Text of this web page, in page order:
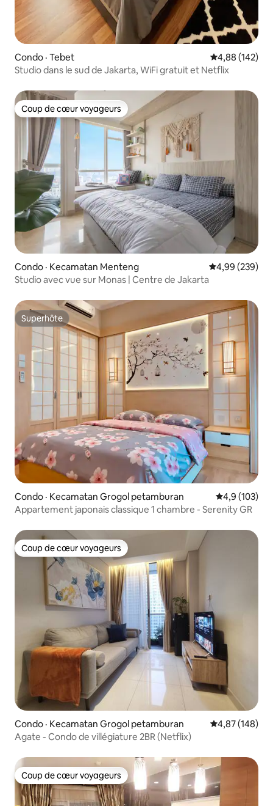
Condo · Tebet Note
4,88 (142)
Studio dans le sud de Jakarta, WiFi gratuit et Netflix
Coup de cœur voyageurs
Coup de cœur voyageurs
Condo · Kecamatan Menteng Note
4,99 (239)
Studio avec vue sur Monas | Centre de Jakarta
Superhôte
Superhôte
Condo · Kecamatan Grogol petamburan Note
4,9 (103)
Appartement japonais classique 1 chambre - Serenity GR
Coup de cœur voyageurs
Coup de cœur voyageurs
Condo · Kecamatan Grogol petamburan Note
4,87 (148)
Agate - Condo de villégiature 2BR (Netflix)
Coup de cœur voyageurs
Coup de cœur voyageurs